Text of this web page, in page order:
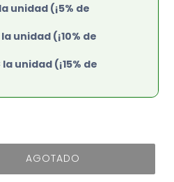
unidad (¡5% de
unidad (¡10% de
unidad (¡15% de
AGOTADO